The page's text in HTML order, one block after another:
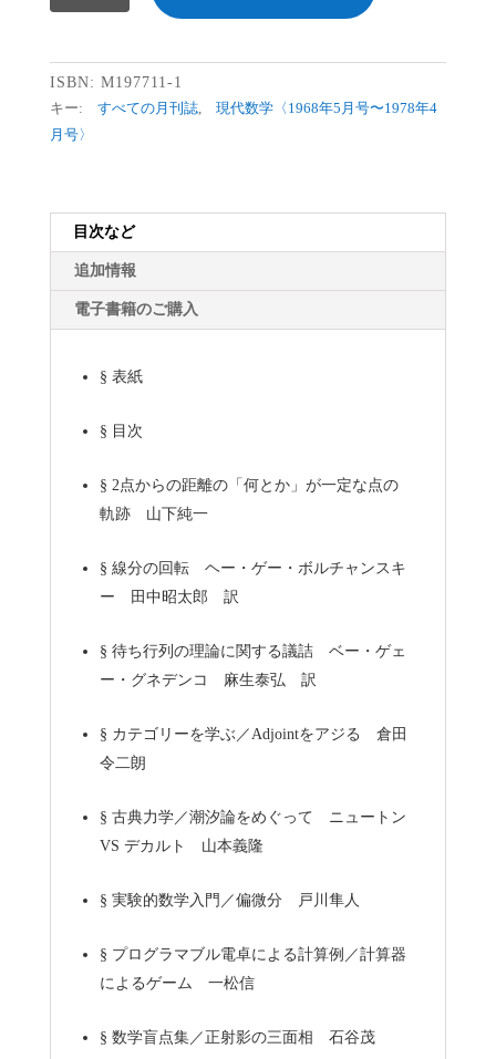
ISBN: M197711-1
キー: すべての月刊誌,
現代数学〈1968年5月号〜1978年4
月号〉
目次など
追加情報
電子書籍のご購入
§ 表紙
§ 目次
§ 2点からの距離の「何とか」が一定な点の
軌跡 山下純一
§ 線分の回転 ヘー・ゲー・ボルチャンスキ
ー 田中昭太郎 訳
§ 待ち行列の理論に関する議詰 ベー・ゲェ
ー・グネデンコ 麻生泰弘 訳
§ カテゴリーを学ぶ／Adjointをアジる 倉田
令二朗
§ 古典力学／潮汐論をめぐって ニュートン
VS デカルト 山本義隆
§ 実験的数学入門／偏微分 戸川隼人
§ プログラマブル電卓による計算例／計算器
によるゲーム 一松信
§ 数学盲点集／正射影の三面相 石谷茂